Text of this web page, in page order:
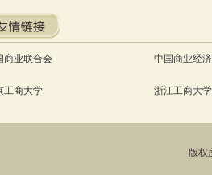
商业联合会 中国商业经
工商大学 浙江工商大学
版